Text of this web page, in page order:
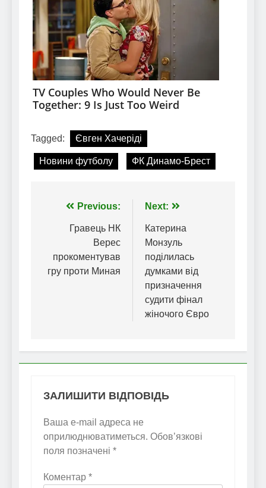
Tagged: Євген Хачеріді
Новини футболу ФК Динамо-Брест
Навігація
записів
Previous:
Гравець НК
Верес
прокоментував
гру проти Миная
Next:
Катерина
Монзуль
поділилась
думками від
призначення
судити фінал
жіночого Євро
ЗАЛИШИТИ ВІДПОВІДЬ
Ваша e-mail адреса не
оприлюднюватиметься. Обов’язкові
поля позначені *
Коментар *